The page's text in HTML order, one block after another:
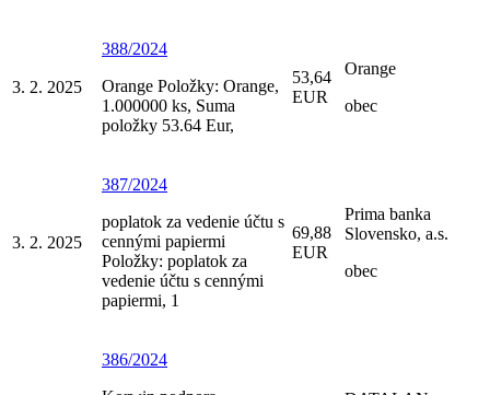
3. 2. 2025
388/2024
Orange Položky: Orange,
1.000000 ks, Suma
položky 53.64 Eur,
53,64
EUR
Orange
obec
3. 2. 2025
387/2024
poplatok za vedenie účtu s
cennými papiermi
Položky: poplatok za
vedenie účtu s cennými
papiermi, 1
69,88
EUR
Prima banka
Slovensko, a.s.
obec
386/2024